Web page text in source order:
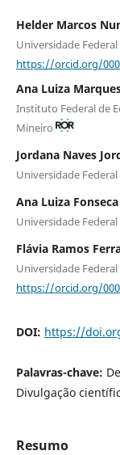
Helder Marcos
Universidade
https://orcid.org/
Ana Luiza
Instituto Federal de
Mineiro
Jordana Naves
Universidade
Ana Luiza Fonseca
Universidade
Flávia Ramos
Universidade Federal
https://orcid.org/
DOI: https://
Palavras-chave:
Divulgação
Resumo